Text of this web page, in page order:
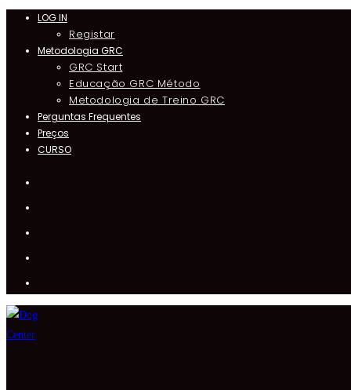
LOG IN
Registar
Metodologia GRC
GRC Start
Educação GRC Método
Metodologia de Treino GRC
Perguntas Frequentes
Preços
CURSO